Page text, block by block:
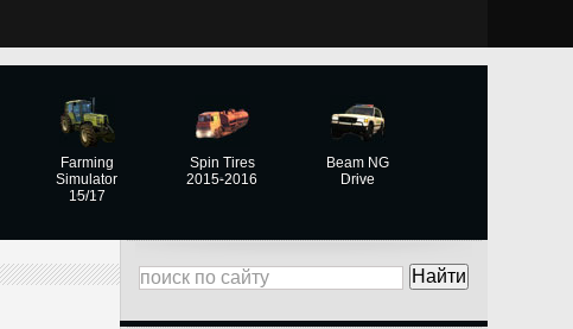
Farming
Simulator
15/17
Spin Tires
2015-2016
Beam NG
Drive